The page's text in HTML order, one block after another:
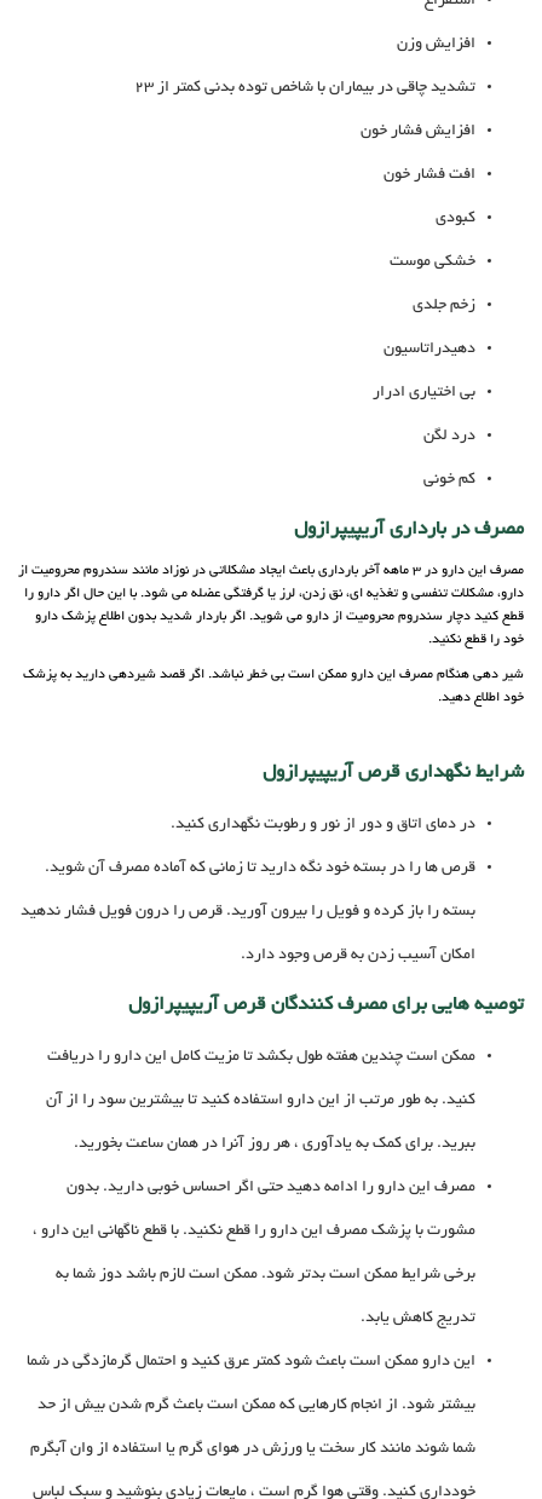
افزایش وزن
تشدید چاقی در بیماران با شاخص توده بدنی کمتر از 23
افزایش فشار خون
افت فشار خون
کبودی
خشکی موست
زخم جلدی
دهیدراتاسیون
بی اختیاری ادرار
درد لگن
کم خونی
مصرف در بارداری آریپیپرازول
مصرف این دارو در 3 ماهه آخر بارداری باعث ایجاد مشکلاتی در نوزاد مانند سندروم محرومیت از
دارو، مشکلات تنفسی و تغذیه ای، نق زدن، لرز یا گرفتگی عضله می شود. با این حال اگر دارو را
قطع کنید دچار سندروم محرومیت از دارو می شوید. اگر باردار شدید بدون اطلاع پزشک دارو
خود را قطع نکنید.
شیر دهی هنگام مصرف این دارو ممکن است بی خطر نباشد. اگر قصد شیردهی دارید به پزشک
خود اطلاع دهید.
شرایط نگهداری قرص آریپیپرازول
در دمای اتاق و دور از نور و رطوبت نگهداری کنید.
قرص ها را در بسته خود نگه دارید تا زمانی که آماده مصرف آن شوید.
بسته را باز کرده و فویل را بیرون آورید. قرص را درون فویل فشار ندهید
امکان آسیب زدن به قرص وجود دارد.
توصیه هایی برای مصرف کنندگان قرص آریپیپرازول
ممکن است چندین هفته طول بکشد تا مزیت کامل این دارو را دریافت
کنید. به طور مرتب از این دارو استفاده کنید تا بیشترین سود را از آن
ببرید. برای کمک به یادآوری ، هر روز آنرا در همان ساعت بخورید.
مصرف این دارو را ادامه دهید حتی اگر احساس خوبی دارید. بدون
مشورت با پزشک مصرف این دارو را قطع نکنید. با قطع ناگهانی این دارو ،
برخی شرایط ممکن است بدتر شود. ممکن است لازم باشد دوز شما به
تدریج کاهش یابد.
این دارو ممکن است باعث شود کمتر عرق کنید و احتمال گرمازدگی در شما
بیشتر شود. از انجام کارهایی که ممکن است باعث گرم شدن بیش از حد
شما شوند مانند کار سخت یا ورزش در هوای گرم یا استفاده از وان آبگرم
خودداری کنید. وقتی هوا گرم است ، مایعات زیادی بنوشید و سبک لباس